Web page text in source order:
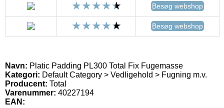
Besøg webshop
Besøg webshop
Navn: Platic Padding PL300 Total Fix Fugemasse
Kategori: Default Category > Vedligehold > Fugning m.v.
Producent: Total
Varenummer: 40227194
EAN: